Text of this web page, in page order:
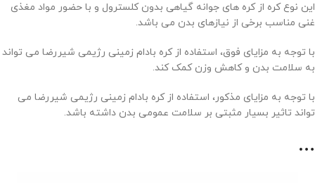
این نوع کره از کره های جوانه گیاهی بدون کلسترول و با حضور مواد مغذی
غنی مناسب برخی از نیازهای بدن می باشد.
با توجه به مزایای فوق، استفاده از کره بادام زمینی رژیمی شیررضا می تواند
به سلامت بدن و کاهش وزن کمک کند.
با توجه به مزایای مذکور، استفاده از کره بادام زمینی رژیمی شیررضا می
تواند تاثیر بسیار مثبتی بر سلامت عمومی بدن داشته باشد.
…